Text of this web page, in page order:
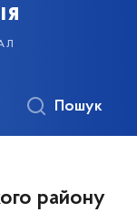
Пошук
району